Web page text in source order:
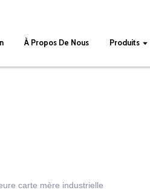
À Propos De Nous Produits
carte mère industrielle